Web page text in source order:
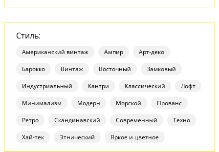
Стиль:
Американский винтаж Ампир Арт-деко
Барокко Винтаж Восточный Замковый
Индустриальный Кантри Классический Лофт
Минимализм Модерн Морской Прованс
Ретро Скандинавский Современный Техно
Хай-тек Этнический Яркое и цветное